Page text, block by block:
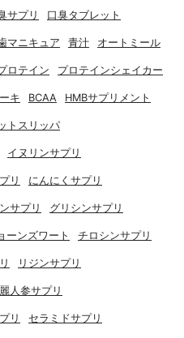
サプリ 口臭タブレット
マニキュア 青汁 オートミール
ロテイン プロテインシェイカー
キ BCAA HMBサプリメント
トスリッパ
イヌリンサプリ
リ にんにくサプリ
サプリ グリシンサプリ
ーンズワート チロシンサプリ
リジンサプリ
人参サプリ
リ セラミドサプリ